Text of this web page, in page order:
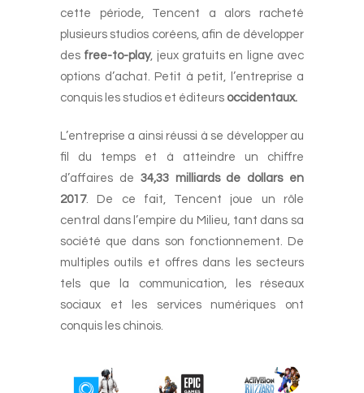
cette période, Tencent a alors racheté
plusieurs studios coréens, afin de développer
des free-to-play, jeux gratuits en ligne avec
options d’achat. Petit à petit, l’entreprise a
conquis les studios et éditeurs occidentaux.
L’entreprise a ainsi réussi à se développer au
fil du temps et à atteindre un chiffre
d’affaires de 34,33 milliards de dollars en
2017. De ce fait, Tencent joue un rôle
central dans l’empire du Milieu, tant dans sa
société que dans son fonctionnement. De
multiples outils et offres dans les secteurs
tels que la communication, les réseaux
sociaux et les services numériques ont
conquis les chinois.